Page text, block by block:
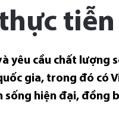
yêu cầu chất lượng
gia, trong đó có
sống hiện đại,